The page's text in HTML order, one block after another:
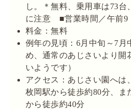
し。＊無料、乗用車は73台
に注意 ■営業時間／午前9
料金：無料
例年の見頃：6月中旬～7月
め、通常のあじさいより開
いようです）
アクセス：あじさい園へは
枚岡駅から徒歩約80分、ま
から徒歩約40分